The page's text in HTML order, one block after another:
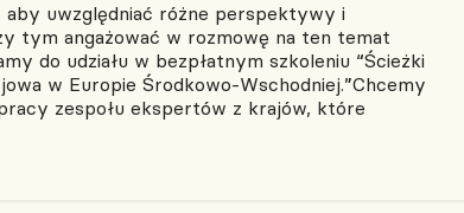
uwzględniać różne perspektywy i
tym angażować w rozmowę na ten temat
do udziału w bezpłatnym szkoleniu “Ścieżki
w Europie Środkowo-Wschodniej.”Chcemy
zespołu ekspertów z krajów, które